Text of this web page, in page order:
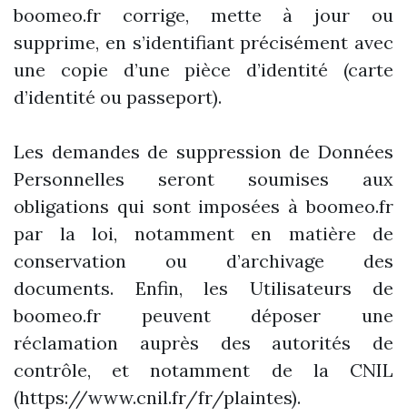
boomeo.fr corrige, mette à jour ou
supprime, en s’identifiant précisément avec
une copie d’une pièce d’identité (carte
d’identité ou passeport).
Les demandes de suppression de Données
Personnelles seront soumises aux
obligations qui sont imposées à boomeo.fr
par la loi, notamment en matière de
conservation ou d’archivage des
documents. Enfin, les Utilisateurs de
boomeo.fr peuvent déposer une
réclamation auprès des autorités de
contrôle, et notamment de la CNIL
(https://www.cnil.fr/fr/plaintes).